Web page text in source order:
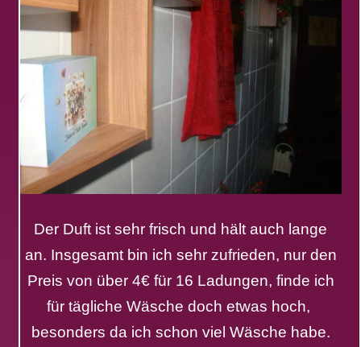
Der Duft ist sehr frisch und hält auch lange
an. Insgesamt bin ich sehr zufrieden, nur den
Preis von über 4€ für 16 Ladungen, finde ich
für tägliche Wäsche doch etwas hoch,
besonders da ich schon viel Wäsche habe.